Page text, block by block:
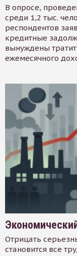
В опросе,
среди 1,2 тыс.
респондентов
кредитные
вынуждены
ежемесячного
Отрицать
становится все